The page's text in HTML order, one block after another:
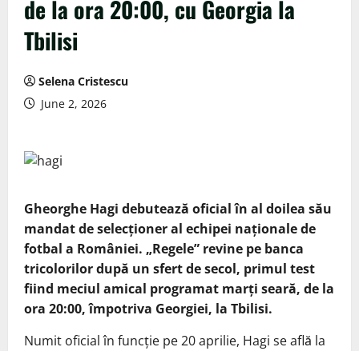
de la ora 20:00, cu Georgia la
Tbilisi
Selena Cristescu
June 2, 2026
Gheorghe Hagi debutează oficial în al doilea său
mandat de selecționer al echipei naționale de
fotbal a României. „Regele” revine pe banca
tricolorilor după un sfert de secol, primul test
fiind meciul amical programat marți seară, de la
ora 20:00, împotriva Georgiei, la Tbilisi.
Numit oficial în funcție pe 20 aprilie, Hagi se află la